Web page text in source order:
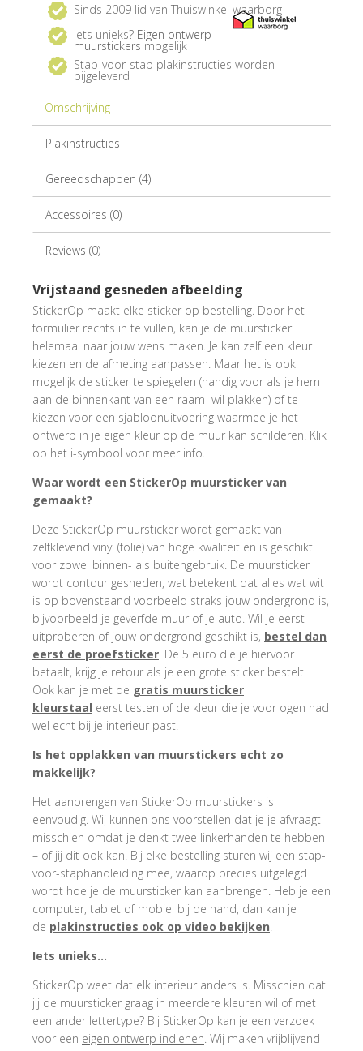
Sinds 2009 lid van Thuiswinkel waarborg
Iets unieks? Eigen ontwerp
muurstickers mogelijk
Stap-voor-stap plakinstructies worden
bijgeleverd
Omschrijving
Plakinstructies
Gereedschappen (4)
Accessoires (0)
Reviews (0)
Vrijstaand gesneden afbeelding
StickerOp maakt elke sticker op bestelling. Door het
formulier rechts in te vullen, kan je de muursticker
helemaal naar jouw wens maken. Je kan zelf een kleur
kiezen en de afmeting aanpassen. Maar het is ook
mogelijk de sticker te spiegelen (handig voor als je hem
aan de binnenkant van een raam wil plakken) of te
kiezen voor een sjabloonuitvoering waarmee je het
ontwerp in je eigen kleur op de muur kan schilderen. Klik
op het i-symbool voor meer info.
Waar wordt een StickerOp muursticker van
gemaakt?
Deze StickerOp muursticker wordt gemaakt van
zelfklevend vinyl (folie) van hoge kwaliteit en is geschikt
voor zowel binnen- als buitengebruik. De muursticker
wordt contour gesneden, wat betekent dat alles wat wit
is op bovenstaand voorbeeld straks jouw ondergrond is,
bijvoorbeeld je geverfde muur of je auto. Wil je eerst
uitproberen of jouw ondergrond geschikt is, bestel dan
eerst de proefsticker. De 5 euro die je hiervoor
betaalt, krijg je retour als je een grote sticker bestelt.
Ook kan je met de gratis muursticker
kleurstaal eerst testen of de kleur die je voor ogen had
wel echt bij je interieur past.
Is het opplakken van muurstickers echt zo
makkelijk?
Het aanbrengen van StickerOp muurstickers is
eenvoudig. Wij kunnen ons voorstellen dat je je afvraagt –
misschien omdat je denkt twee linkerhanden te hebben
– of jij dit ook kan. Bij elke bestelling sturen wij een stap-
voor-staphandleiding mee, waarop precies uitgelegd
wordt hoe je de muursticker kan aanbrengen. Heb je een
computer, tablet of mobiel bij de hand, dan kan je
de plakinstructies ook op video bekijken.
Iets unieks…
StickerOp weet dat elk interieur anders is. Misschien dat
jij de muursticker graag in meerdere kleuren wil of met
een ander lettertype? Bij StickerOp kan je een verzoek
voor een eigen ontwerp indienen. Wij maken vrijblijvend